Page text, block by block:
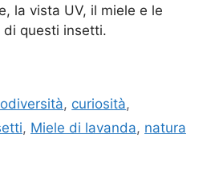
la vista UV, il miele e le
di questi insetti.
, curiosità,
, Miele di lavanda, natura